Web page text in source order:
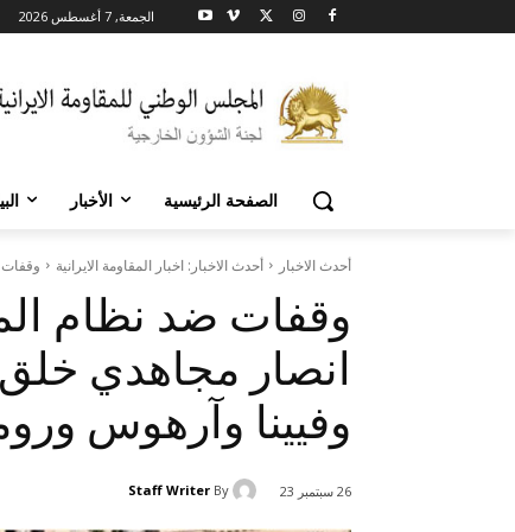
الجمعة, 7 أغسطس 2026
الصفحة الرئيسية الأخبار
أحدث الاخبار أحدث الاخبار: اخبار المقاومة الايرانية وقفات
وقفات ضد نظام
انصار مجاهدي
وفيينا وآرهوس
26 سبتمبر 23 By
Staff Writer